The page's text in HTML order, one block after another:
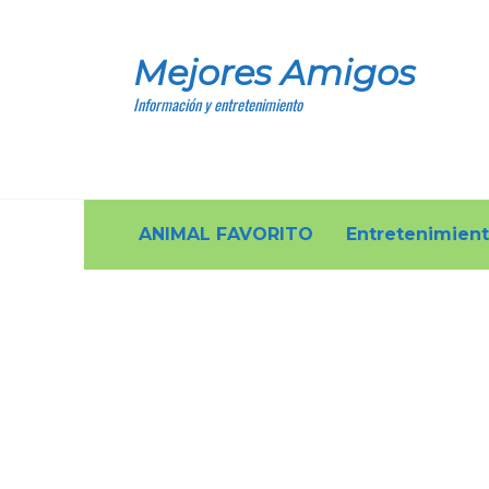
Mejores Amigos
Información y entretenimiento
ANIMAL FAVORITO